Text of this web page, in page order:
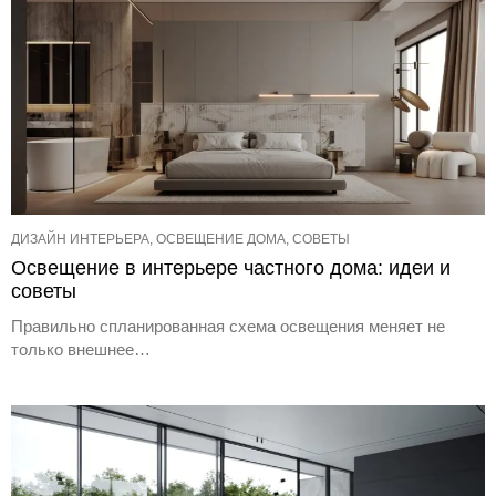
ДИЗАЙН ИНТЕРЬЕРА, ОСВЕЩЕНИЕ ДОМА, СОВЕТЫ
Освещение в интерьере частного дома: идеи и
советы
Правильно спланированная схема освещения меняет не
только внешнее…